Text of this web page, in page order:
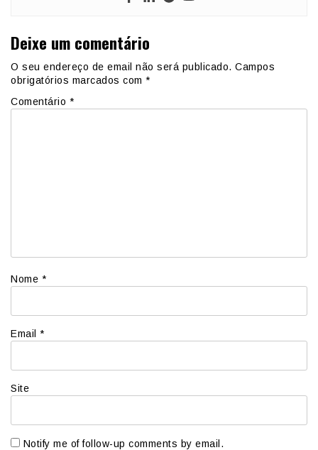
Deixe um comentário
O seu endereço de email não será publicado. Campos
obrigatórios marcados com *
Comentário *
Nome *
Email *
Site
Notify me of follow-up comments by email.